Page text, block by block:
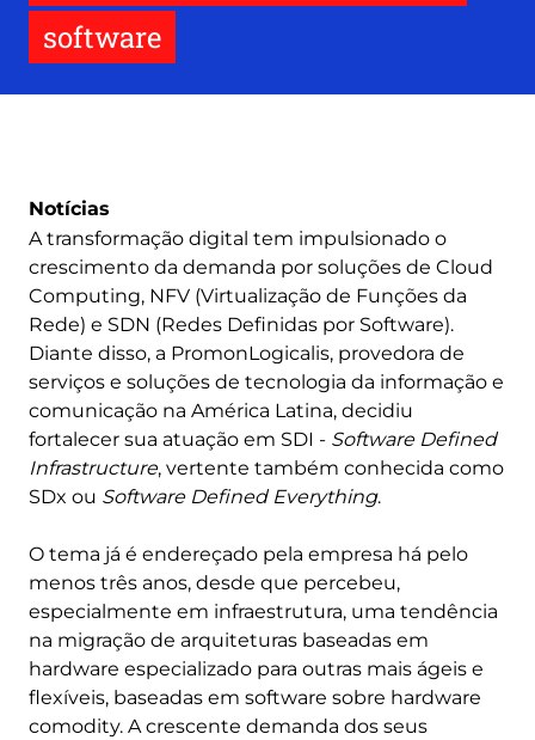
software
Notícias
A transformação digital tem impulsionado o
crescimento da demanda por soluções de Cloud
Computing, NFV (Virtualização de Funções da
Rede) e SDN (Redes Definidas por Software).
Diante disso, a PromonLogicalis, provedora de
serviços e soluções de tecnologia da informação e
comunicação na América Latina, decidiu
fortalecer sua atuação em SDI - Software Defined
Infrastructure, vertente também conhecida como
SDx ou Software Defined Everything.
O tema já é endereçado pela empresa há pelo
menos três anos, desde que percebeu,
especialmente em infraestrutura, uma tendência
na migração de arquiteturas baseadas em
hardware especializado para outras mais ágeis e
flexíveis, baseadas em software sobre hardware
comodity. A crescente demanda dos seus